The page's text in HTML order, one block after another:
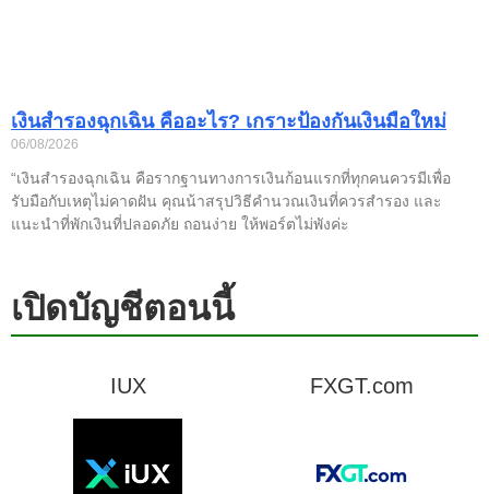
เงินสำรองฉุกเฉิน คืออะไร? เกราะป้องกันเงินมือใหม่
06/08/2026
“เงินสำรองฉุกเฉิน คือรากฐานทางการเงินก้อนแรกที่ทุกคนควรมีเพื่อ
รับมือกับเหตุไม่คาดฝัน คุณน้าสรุปวิธีคำนวณเงินที่ควรสำรอง และ
แนะนำที่พักเงินที่ปลอดภัย ถอนง่าย ให้พอร์ตไม่พังค่ะ
เปิดบัญชีตอนนี้
IUX FXGT.com